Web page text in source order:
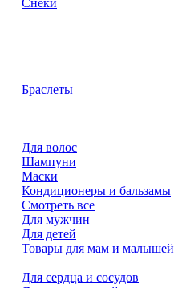
Снеки
Браслеты
Для волос
Шампуни
Маски
Кондиционеры и бальзамы
Смотреть все
Для мужчин
Для детей
Товары для мам и малышей
Для сердца и сосудов